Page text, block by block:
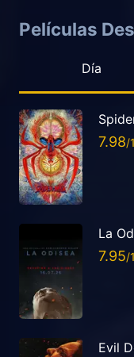
Películas
Día
7.98
La
7.95
Evil